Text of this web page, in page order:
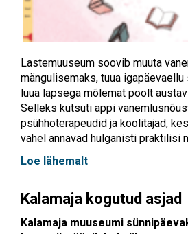
Lastemuuseum soovib muuta
mängulisemaks, tuua igapäevaellu
luua lapsega mõlemat poolt
Selleks kutsuti appi
psühhoterapeudid ja koolitajad,
vahel annavad hulganisti praktilisi
Loe lähemalt
Kalamaja kogutud asjad
Kalamaja muuseumi